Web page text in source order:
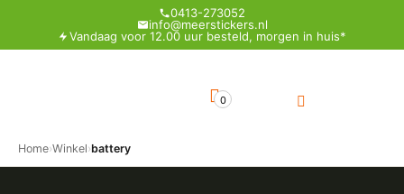
0413-273052
info@meerstickers.nl
Vandaag voor 12.00 uur besteld, morgen in huis*
0
Home›Winkel›battery